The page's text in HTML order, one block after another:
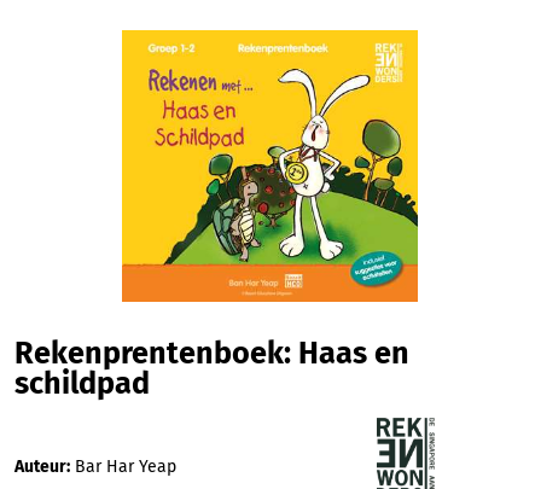
Afbeeldingengalerij overslaan
Rekenprentenboek: Haas en
schildpad
Auteur: Bar Har Yeap